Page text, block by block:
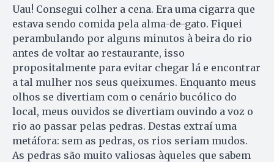
Uau! Consegui colher a cena. Era uma cigarra que
estava sendo comida pela alma-de-gato. Fiquei
perambulando por alguns minutos à beira do rio
antes de voltar ao restaurante, isso
propositalmente para evitar chegar lá e encontrar
a tal mulher nos seus queixumes. Enquanto meus
olhos se divertiam com o cenário bucólico do
local, meus ouvidos se divertiam ouvindo a voz o
rio ao passar pelas pedras. Destas extraí uma
metáfora: sem as pedras, os rios seriam mudos.
As pedras são muito valiosas àqueles que sabem